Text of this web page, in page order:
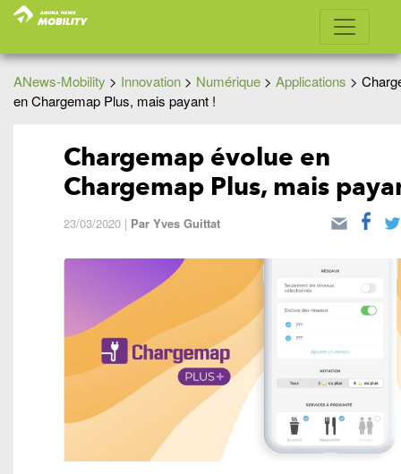
ANews-Mobility > Innovation > Numérique > Applications >
en Chargemap Plus, mais payant !
Chargemap évolue en
Chargemap Plus, mais
23/03/2020 | Par Yves Guittat